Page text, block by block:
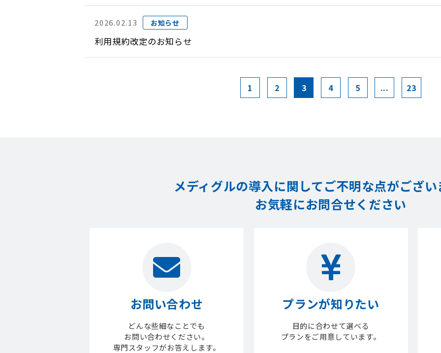
2026.02.13 お知らせ
利用規約改定のお知らせ
1 2 3 4 5 ... 23
メディグルの導入に関してご不明な点がござ
お気軽にお問合せください
お問い合わせ
どんな些細なことでも
お問い合わせください。
専門スタッフがお答えします。
プランが知りたい
目的に合わせて選べる
プランをご用意しています。